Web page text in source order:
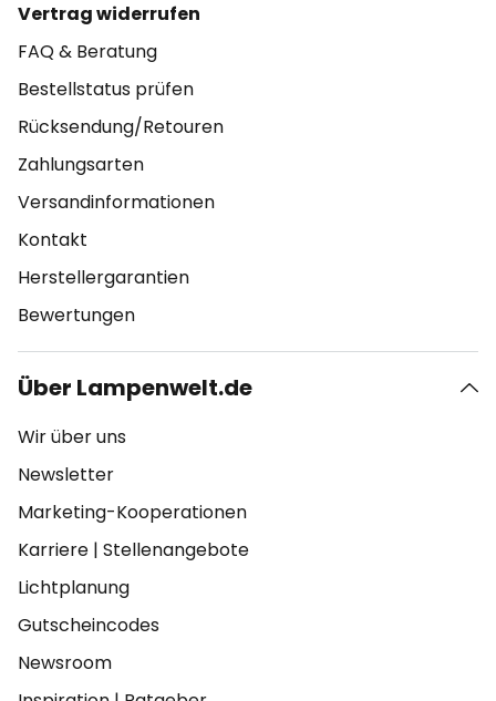
Vertrag widerrufen
FAQ & Beratung
Bestellstatus prüfen
Rücksendung/Retouren
Zahlungsarten
Versandinformationen
Kontakt
Herstellergarantien
Bewertungen
Über Lampenwelt.de
Wir über uns
Newsletter
Marketing-Kooperationen
Karriere | Stellenangebote
Lichtplanung
Gutscheincodes
Newsroom